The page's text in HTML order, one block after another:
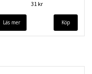
31 kr
Läs mer